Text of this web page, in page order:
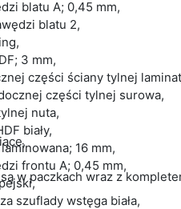
blatu A; 0,45 mm,
blatu 2,
3 mm,
części ściany tylnej
części tylnej surowa,
nuta,
biały,
16 mm,
frontu A; 0,45 mm,
szuflady wstęga biała,
w paczkach wraz z